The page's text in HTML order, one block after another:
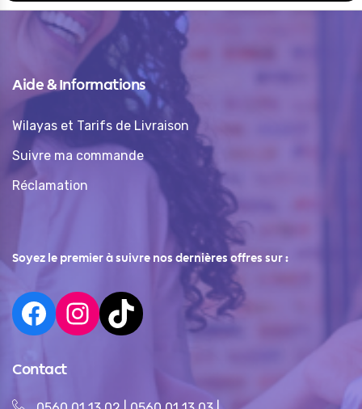
Aide & Informations
Wilayas et Tarifs de Livraison
Suivre ma commande
Réclamation
Soyez le premier à suivre nos dernières offres sur :
Contact